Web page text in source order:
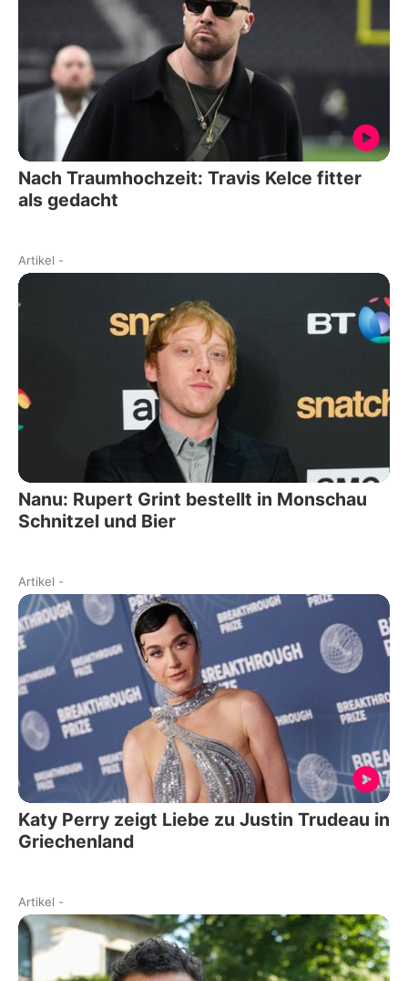
Nach Traumhochzeit: Travis Kelce fitter
als gedacht
Artikel -
Nanu: Rupert Grint bestellt in Monschau
Schnitzel und Bier
Artikel -
Katy Perry zeigt Liebe zu Justin Trudeau in
Griechenland
Artikel -